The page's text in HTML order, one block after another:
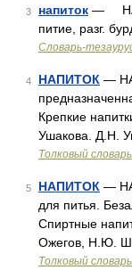
3 напиток —
питие, разг.
Словарь-
4 НАПИТОК —
Крепкие
Ушакова. Д.Н.
Толковый
5 НАПИТОК —
для питья.
Спиртные
Ожегов, Н.Ю.
Толковый